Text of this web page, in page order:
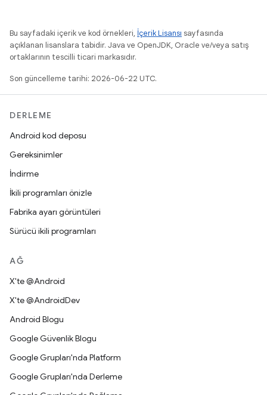
Bu sayfadaki içerik ve kod örnekleri, İçerik Lisansı sayfasında
açıklanan lisanslara tabidir. Java ve OpenJDK, Oracle ve/veya satış
ortaklarının tescilli ticari markasıdır.
Son güncelleme tarihi: 2026-06-22 UTC.
DERLEME
Android kod deposu
Gereksinimler
İndirme
İkili programları önizle
Fabrika ayarı görüntüleri
Sürücü ikili programları
AĞ
X'te @Android
X'te @AndroidDev
Android Blogu
Google Güvenlik Blogu
Google Grupları'nda Platform
Google Grupları'nda Derleme